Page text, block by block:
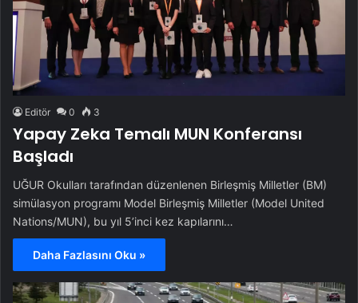
Editör 0 3
Yapay Zeka Temalı MUN Konferansı
Başladı
UĞUR Okulları tarafından düzenlenen Birleşmiş Milletler (BM)
simülasyon programı Model Birleşmiş Milletler (Model United
Nations/MUN), bu yıl 5’inci kez kapılarını…
Daha Fazlasını Oku »